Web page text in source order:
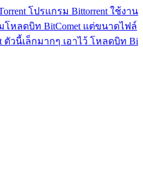
โปรแกรม Bittorrent ใช้งาน
โหลดบิท BitComet แต่ขนาดไฟล์
ตัวนี้เล็กมากๆ เอาไว้ โหลดบิท Bi